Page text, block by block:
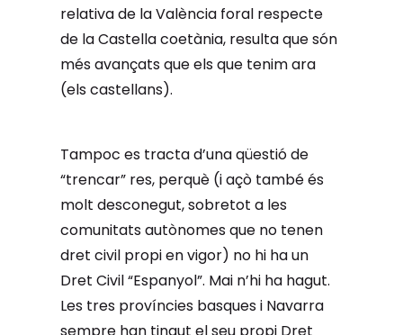
relativa de la València foral respecte
de la Castella coetània, resulta que són
més avançats que els que tenim ara
(els castellans).
Tampoc es tracta d’una qüestió de
“trencar” res, perquè (i açò també és
molt desconegut, sobretot a les
comunitats autònomes que no tenen
dret civil propi en vigor) no hi ha un
Dret Civil “Espanyol”. Mai n’hi ha hagut.
Les tres províncies basques i Navarra